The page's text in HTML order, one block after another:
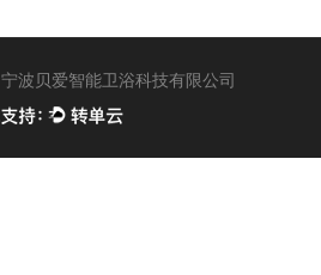
宁波贝爱智能卫浴科技有限公司